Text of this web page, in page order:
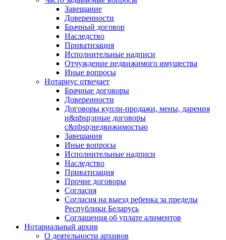
Завещание
Доверенности
Брачный договор
Наследство
Приватизация
Исполнительные надписи
Отчуждение недвижимого имущества
Иные вопросы
Нотариус отвечает
Брачные договоры
Доверенности
Договоры купли-продажи, мены, дарения
и&nbsp;иные договоры
с&nbsp;недвижимостью
Завещания
Иные вопросы
Исполнительные надписи
Наследство
Приватизация
Прочие договоры
Согласия
Согласия на выезд ребенка за пределы
Республики Беларусь
Соглашения об уплате алиментов
Нотариальный архив
О деятельности архивов